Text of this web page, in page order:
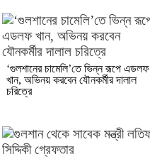
‘গুলশানের চামেলি’তে ভিন্ন রূপে এডলফ
খান, অভিনয় করবেন যৌনকর্মীর দালাল
চরিত্রে